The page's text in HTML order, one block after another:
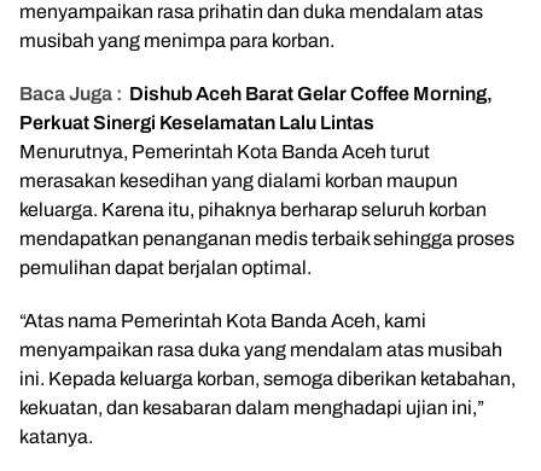
menyampaikan rasa prihatin dan duka mendalam atas
musibah yang menimpa para korban.
Baca Juga : Dishub Aceh Barat Gelar Coffee Morning,
Perkuat Sinergi Keselamatan Lalu Lintas
Menurutnya, Pemerintah Kota Banda Aceh turut
merasakan kesedihan yang dialami korban maupun
keluarga. Karena itu, pihaknya berharap seluruh korban
mendapatkan penanganan medis terbaik sehingga proses
pemulihan dapat berjalan optimal.
“Atas nama Pemerintah Kota Banda Aceh, kami
menyampaikan rasa duka yang mendalam atas musibah
ini. Kepada keluarga korban, semoga diberikan ketabahan,
kekuatan, dan kesabaran dalam menghadapi ujian ini,”
katanya.